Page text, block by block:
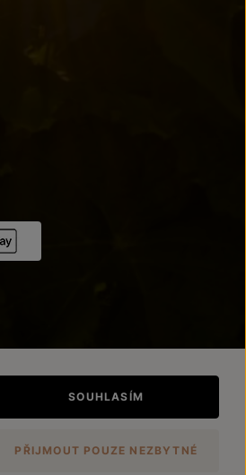
SOUHLASÍM
PŘIJMOUT POUZE NEZBYTNÉ